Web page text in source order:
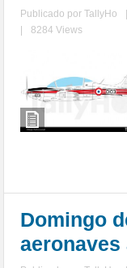
Publicado porTallyHo
8284 Views
Domingo
aeronaves